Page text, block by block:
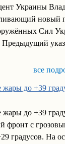
Украины
новый
Сил
Предыдущий
все
до +39
до +39
фронт с
градусов. На